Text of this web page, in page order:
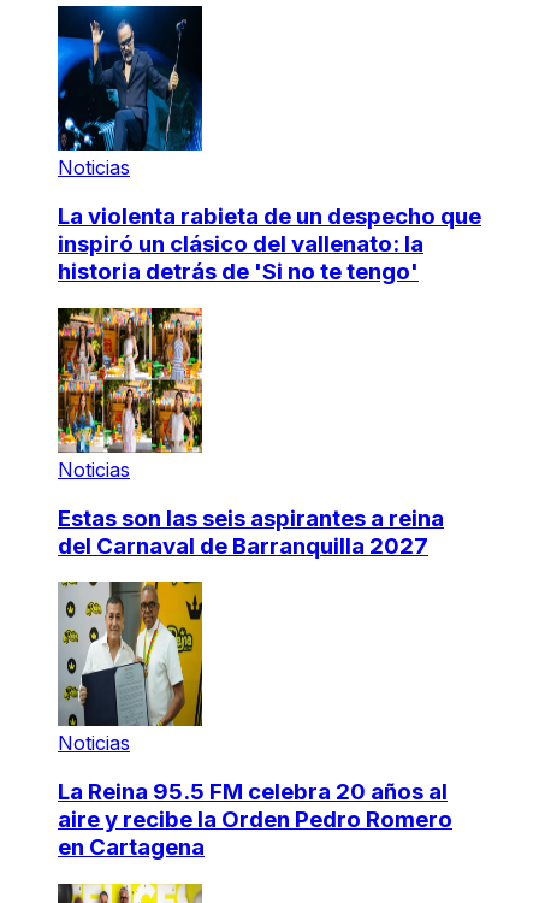
Noticias
La violenta rabieta de un despecho que
inspiró un clásico del vallenato: la
historia detrás de 'Si no te tengo'
Noticias
Estas son las seis aspirantes a reina
del Carnaval de Barranquilla 2027
Noticias
La Reina 95.5 FM celebra 20 años al
aire y recibe la Orden Pedro Romero
en Cartagena